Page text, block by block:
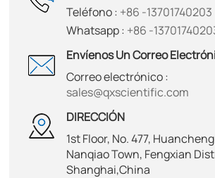
Teléfono : +86 -13701740203
Whatsapp : +86 -
Envíenos Un Correo
Correo electrónico :
sales@qxscientific.com
DIRECCIÓN
1st Floor, No. 477,
Nanqiao Town, Fengxian
Shanghai,China